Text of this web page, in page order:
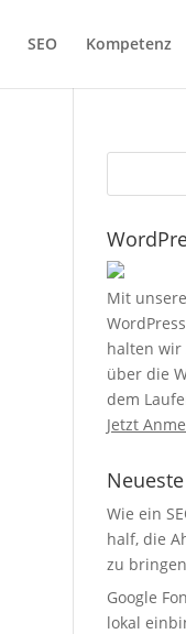
SEO Kompetenz
Mit
halten wir
über die
dem
Jetzt
Wie ein
half, die
zu bringen
Google
lokal